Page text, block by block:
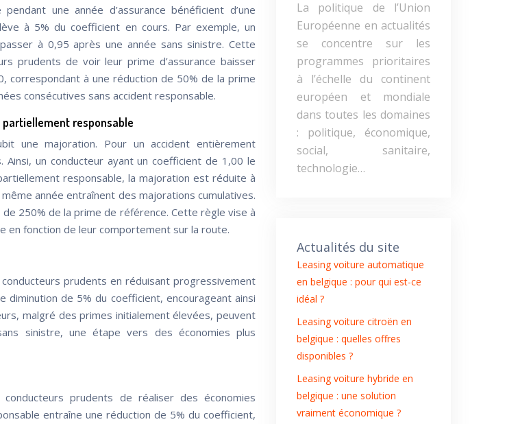
une année d’assurance bénéficient d’une
à 5% du coefficient en cours. Par exemple, un
à 0,95 après une année sans sinistre. Cette
prudents de voir leur prime d’assurance baisser
correspondant à une réduction de 50% de la prime
consécutives sans accident responsable.
responsable
une majoration. Pour un accident entièrement
un conducteur ayant un coefficient de 1,00 le
responsable, la majoration est réduite à
année entraînent des majorations cumulatives.
250% de la prime de référence. Cette règle vise à
en fonction de leur comportement sur la route.
prudents en réduisant progressivement
diminution de 5% du coefficient, encourageant ainsi
malgré des primes initialement élevées, peuvent
sinistre, une étape vers des économies plus
prudents de réaliser des économies
entraîne une réduction de 5% du coefficient,
La politique de l’Union
Européenne en actualités
se concentre sur les
programmes prioritaires
à l’échelle du continent
européen et mondiale
dans toutes les domaines
: politique, économique,
social, sanitaire,
technologie…
Actualités du site
Leasing voiture automatique
en belgique : pour qui est-ce
idéal ?
Leasing voiture citroën en
belgique : quelles offres
disponibles ?
Leasing voiture hybride en
belgique : une solution
vraiment économique ?